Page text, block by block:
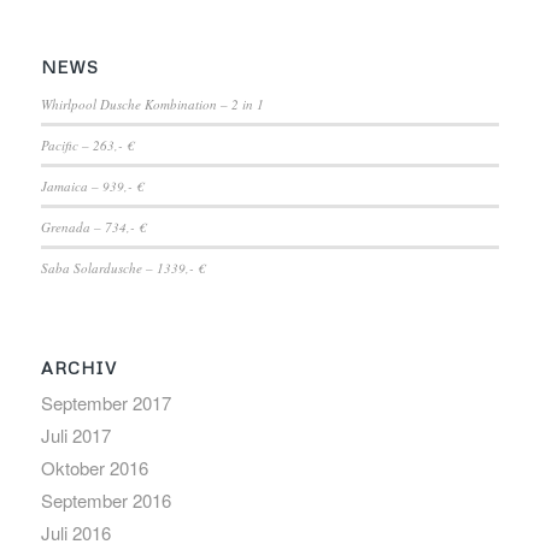
NEWS
Whirlpool Dusche Kombination – 2 in 1
Pacific – 263,- €
Jamaica – 939,- €
Grenada – 734,- €
Saba Solardusche – 1339,- €
ARCHIV
September 2017
Juli 2017
Oktober 2016
September 2016
Juli 2016